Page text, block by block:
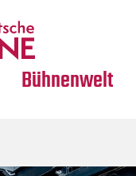
Bühnenwelt
Medientipps